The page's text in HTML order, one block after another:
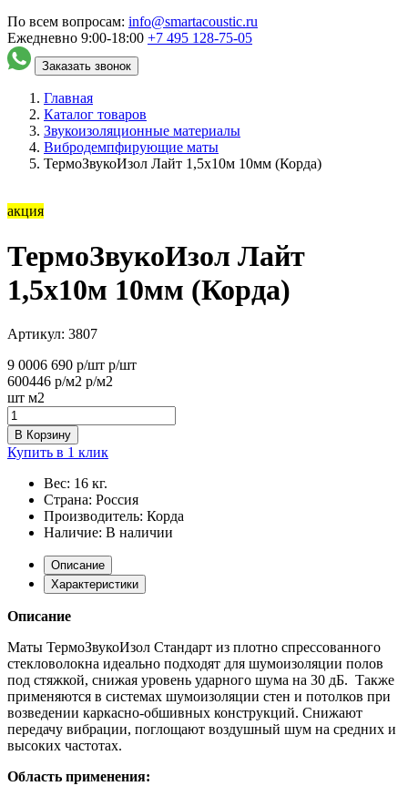
По всем вопросам: info@smartacoustic.ru
Ежедневно 9:00-18:00 +7 495 128-75-05
Заказать звонок
Главная
Каталог товаров
Звукоизоляционные материалы
Вибродемпфирующие маты
ТермоЗвукоИзол Лайт 1,5х10м 10мм (Корда)
акция
ТермоЗвукоИзол Лайт
1,5х10м 10мм (Корда)
Артикул: 3807
9 0006 690 р/шт р/шт
600446 р/м2 р/м2
шт м2
В Корзину
Купить в 1 клик
Вес: 16 кг.
Страна: Россия
Производитель: Корда
Наличие: В наличии
Описание
Характеристики
Описание
Маты ТермоЗвукоИзол Стандарт из плотно спрессованного
стекловолокна идеально подходят для шумоизоляции полов
под стяжкой, снижая уровень ударного шума на 30 дБ. Также
применяются в системах шумоизоляции стен и потолков при
возведении каркасно-обшивных конструкций. Снижают
передачу вибрации, поглощают воздушный шум на средних и
высоких частотах.
Область применения: